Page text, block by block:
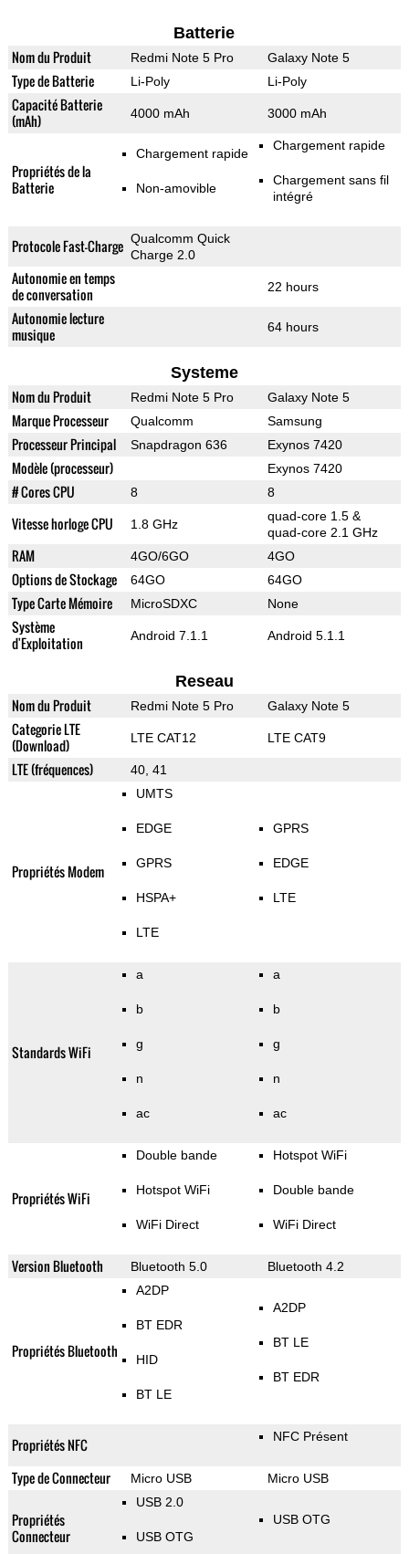
Batterie
Nom du Produit Redmi Note 5 Pro Galaxy Note 5
Type de Batterie Li-Poly Li-Poly
Capacité Batterie
(mAh)
4000 mAh 3000 mAh
Propriétés de la
Batterie
Chargement rapide
Non-amovible
Chargement rapide
Chargement sans fil
intégré
Protocole Fast-Charge Qualcomm Quick
Charge 2.0
Autonomie en temps
de conversation
22 hours
Autonomie lecture
musique
64 hours
Systeme
Nom du Produit Redmi Note 5 Pro Galaxy Note 5
Marque Processeur Qualcomm Samsung
Processeur Principal Snapdragon 636 Exynos 7420
Modèle (processeur) Exynos 7420
# Cores CPU 8 8
Vitesse horloge CPU 1.8 GHz
quad-core 1.5 &
quad-core 2.1 GHz
RAM 4GO/6GO 4GO
Options de Stockage 64GO 64GO
Type Carte Mémoire MicroSDXC None
Système
d'Exploitation
Android 7.1.1 Android 5.1.1
Reseau
Nom du Produit Redmi Note 5 Pro Galaxy Note 5
Categorie LTE
(Download)
LTE CAT12 LTE CAT9
LTE (fréquences) 40, 41
Propriétés Modem
UMTS
EDGE
GPRS
HSPA+
LTE
GPRS
EDGE
LTE
Standards WiFi
a
b
g
n
ac
a
b
g
n
ac
Propriétés WiFi
Double bande
Hotspot WiFi
WiFi Direct
Hotspot WiFi
Double bande
WiFi Direct
Version Bluetooth Bluetooth 5.0 Bluetooth 4.2
Propriétés Bluetooth
A2DP
BT EDR
HID
BT LE
A2DP
BT LE
BT EDR
Propriétés NFC NFC Présent
Type de Connecteur Micro USB Micro USB
Propriétés
Connecteur
USB 2.0
USB OTG
USB OTG